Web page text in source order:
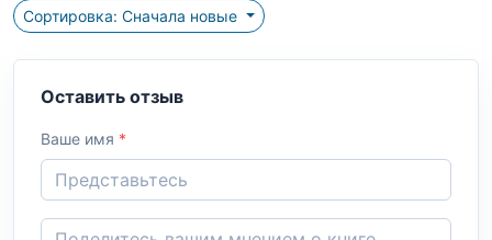
Сортировка: Сначала новые
Оставить отзыв
Ваше имя *